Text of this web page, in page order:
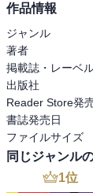
作品情報
ジャンル
著者
掲載誌・レーベ
出版社
Reader Store発
書誌発売日
ファイルサイズ
同じジャンル
1位